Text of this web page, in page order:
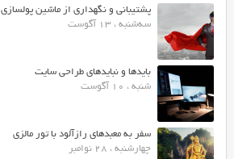
پشتیبانی و نگهداری از ماشین پولسازی
سه‌شنبه ، 13 آگوست
بایدها و نبایدهای طراحی سایت
شنبه ، 10 آگوست
سفر به معبدهای رازآلود با تور مالزی
چهارشنبه ، 28 نوامبر